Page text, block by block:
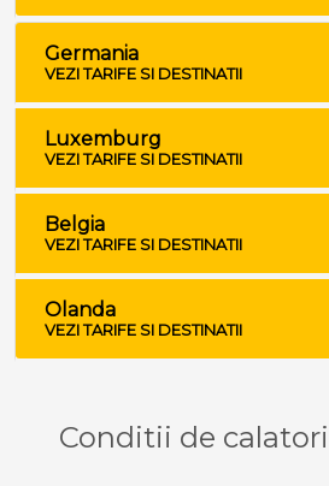
Germania
VEZI TARIFE SI DESTINATII
Luxemburg
VEZI TARIFE SI DESTINATII
Belgia
VEZI TARIFE SI DESTINATII
Olanda
VEZI TARIFE SI DESTINATII
Conditii de